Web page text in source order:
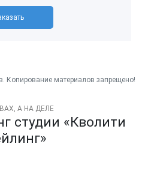
А НА ДЕЛЕ
студии «Кволити